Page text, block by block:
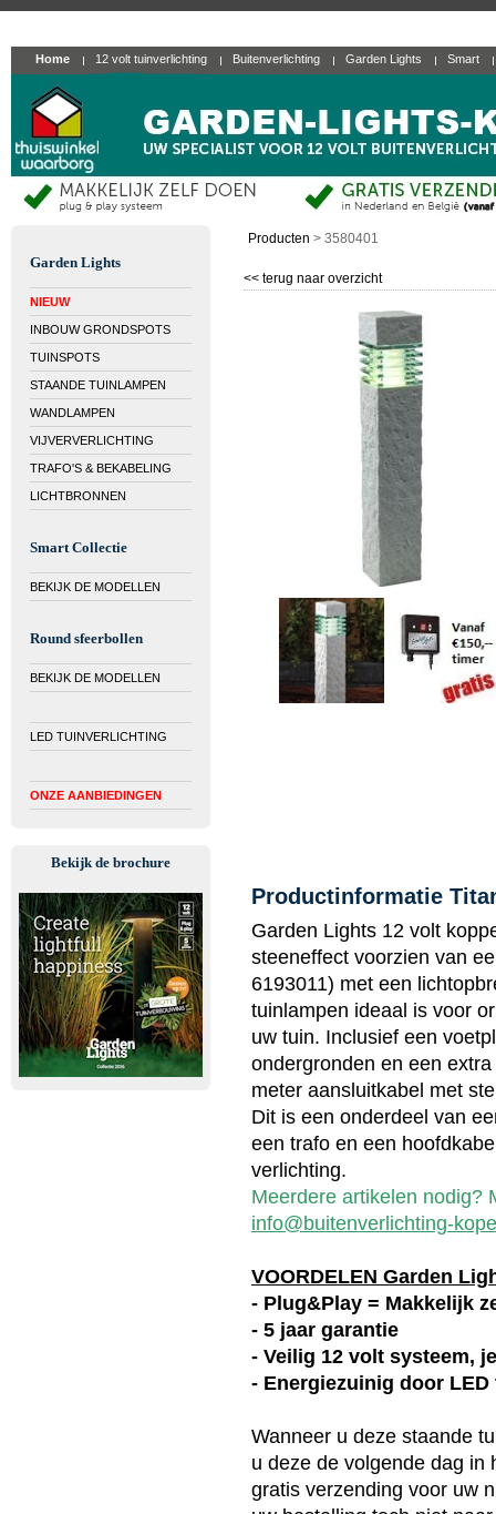
Home 12 volt tuinverlichting Buitenverlichting Garden Lights Smart
Garden Lights
NIEUW
INBOUW GRONDSPOTS
TUINSPOTS
STAANDE TUINLAMPEN
WANDLAMPEN
VIJVERVERLICHTING
TRAFO'S & BEKABELING
LICHTBRONNEN
Smart Collectie
BEKIJK DE MODELLEN
Round sfeerbollen
BEKIJK DE MODELLEN
LED TUINVERLICHTING
ONZE AANBIEDINGEN
Bekijk de brochure
Producten > 3580401
<< terug naar overzicht
Productinformatie
Garden Lights 12 volt
steeneffect voorzien van
6193011) met een
tuinlampen ideaal is voor
uw tuin. Inclusief een
ondergronden en een
meter aansluitkabel met
Dit is een onderdeel van
een trafo en een
verlichting.
Meerdere artikelen nodig?
info@buitenverlichting-
VOORDELEN Garden
- Plug&Play = Makkelijk
- 5 jaar garantie
- Veilig 12 volt systeem,
- Energiezuinig door
Wanneer u deze staande
u deze de volgende dag in
gratis verzending voor uw